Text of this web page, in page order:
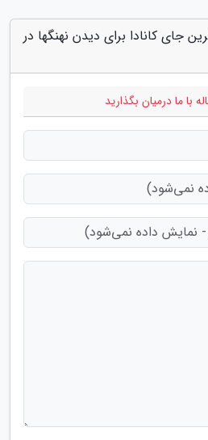
جای کانادا برای دیدن نهنگها در
با ما درمیان بگذارید